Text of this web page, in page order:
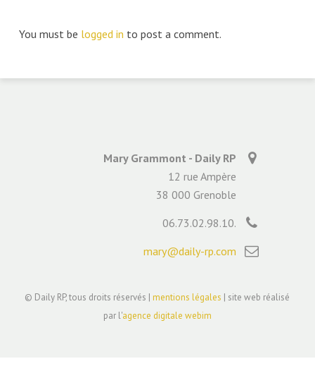
You must be logged in to post a comment.
Mary Grammont - Daily RP
12 rue Ampère
38 000 Grenoble
06.73.02.98.10.
mary@daily-rp.com
© Daily RP, tous droits réservés |mentions légales | site web réalisé
par l'agence digitale webim